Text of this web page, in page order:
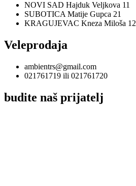
NOVI SAD Hajduk Veljkova 11
SUBOTICA Matije Gupca 21
KRAGUJEVAC Kneza Miloša 12
Veleprodaja
ambientrs@gmail.com
021761719 ili 021761720
budite naš prijatelj